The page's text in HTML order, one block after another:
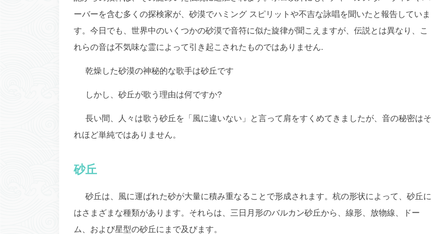
ーバーを含む多くの探検家が、砂漠でハミング スピリットや不吉な詠唱を聞いたと報告していま
す。今日でも、世界中のいくつかの砂漠で音符に似た旋律が聞こえますが、伝説とは異なり、こ
れらの音は不気味な霊によって引き起こされたものではありません.
乾燥した砂漠の神秘的な歌手は砂丘です
しかし、砂丘が歌う理由は何ですか?
長い間、人々は歌う砂丘を「風に違いない」と言って肩をすくめてきましたが、音の秘密はそ
れほど単純ではありません。
砂丘
砂丘は、風に運ばれた砂が大量に積み重なることで形成されます。杭の形状によって、砂丘に
はさまざまな種類があります。それらは、三日月形のバルカン砂丘から、線形、放物線、ドー
ム、および星型の砂丘にまで及びます。